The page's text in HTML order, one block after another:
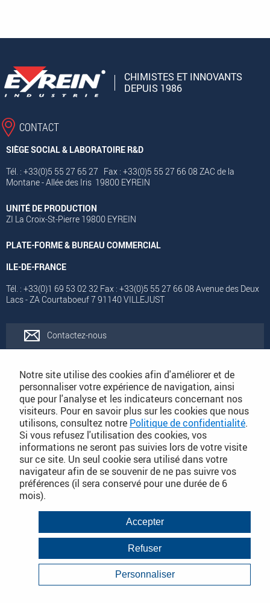
CHIMISTES ET INNOVANTS
DEPUIS 1986
CONTACT
SIÈGE SOCIAL & LABORATOIRE R&D
Tél. : +33(0)5 55 27 65 27 Fax : +33(0)5 55 27 66 08 ZAC de la
Montane - Allée des Iris 19800 EYREIN
UNITÉ DE PRODUCTION
ZI La Croix-St-Pierre 19800 EYREIN
PLATE-FORME & BUREAU COMMERCIAL
ILE-DE-FRANCE
Tél. : +33(0)1 69 53 02 32 Fax : +33(0)5 55 27 66 08 Avenue des Deux
Lacs - ZA Courtaboeuf 7 91140 VILLEJUST
Contactez-nous
Catalogues
Conditions Générales de Vente
PLAN DU SITE DÉTAILLÉ
Conditions Générales de Vente
Mentions légales
Politique de Confidentialité
Infos consommateurs
Notre site utilise des cookies afin d'améliorer et de
personnaliser votre expérience de navigation, ainsi
que pour l'analyse et les indicateurs concernant nos
visiteurs. Pour en savoir plus sur les cookies que nous
utilisons, consultez notre Politique de confidentialité.
Si vous refusez l'utilisation des cookies, vos
informations ne seront pas suivies lors de votre visite
sur ce site. Un seul cookie sera utilisé dans votre
navigateur afin de se souvenir de ne pas suivre vos
préférences (il sera conservé pour une durée de 6
mois).
Accepter
Refuser
Personnaliser